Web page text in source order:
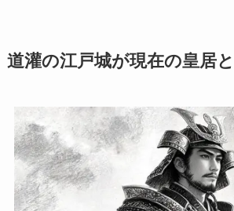
道灌の江戸城が現在の皇居